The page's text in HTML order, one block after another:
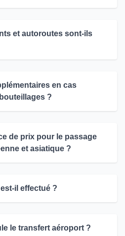
et autoroutes sont-ils
en cas
?
de prix pour le passage
et asiatique ?
il effectué ?
le transfert aéroport ?